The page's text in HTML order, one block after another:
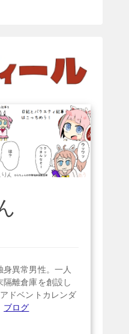
異常男性。一人
隔離倉庫を創設し
ドベントカレンダ
ブログ